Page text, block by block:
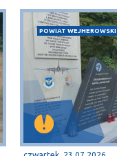
POWIAT WEJHEROWSKI
Puck
Przystań, molo